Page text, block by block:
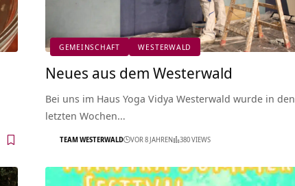
GEMEINSCHAFT WESTERWALD
Neues aus dem Westerwald
Bei uns im Haus Yoga Vidya Westerwald wurde in den
letzten Wochen…
TEAM WESTERWALD VOR 8 JAHREN 380 VIEWS